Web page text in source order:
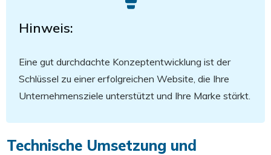
Hinweis:
Eine gut durchdachte Konzeptentwicklung ist der
Schlüssel zu einer erfolgreichen Website, die Ihre
Unternehmensziele unterstützt und Ihre Marke stärkt.
Technische Umsetzung und